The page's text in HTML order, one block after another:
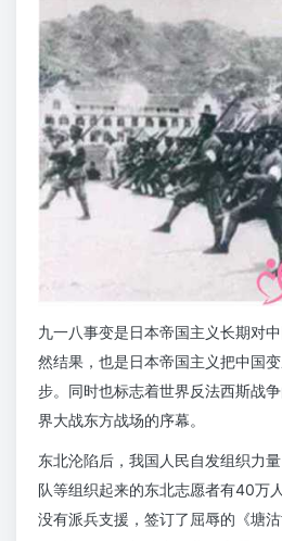
九一八事变是日本帝国主义长期对
然结果，也是日本帝国主义把中国
步。同时也标志着世界反法西斯战
界大战东方战场的序幕。
东北沦陷后，我国人民自发组织力
队等组织起来的东北志愿者有40万
没有派兵支援，签订了屈辱的《塘